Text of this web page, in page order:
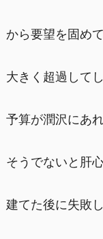
から要望を固め
大きく超過して
予算が潤沢にあ
そうでないと肝
建てた後に失敗